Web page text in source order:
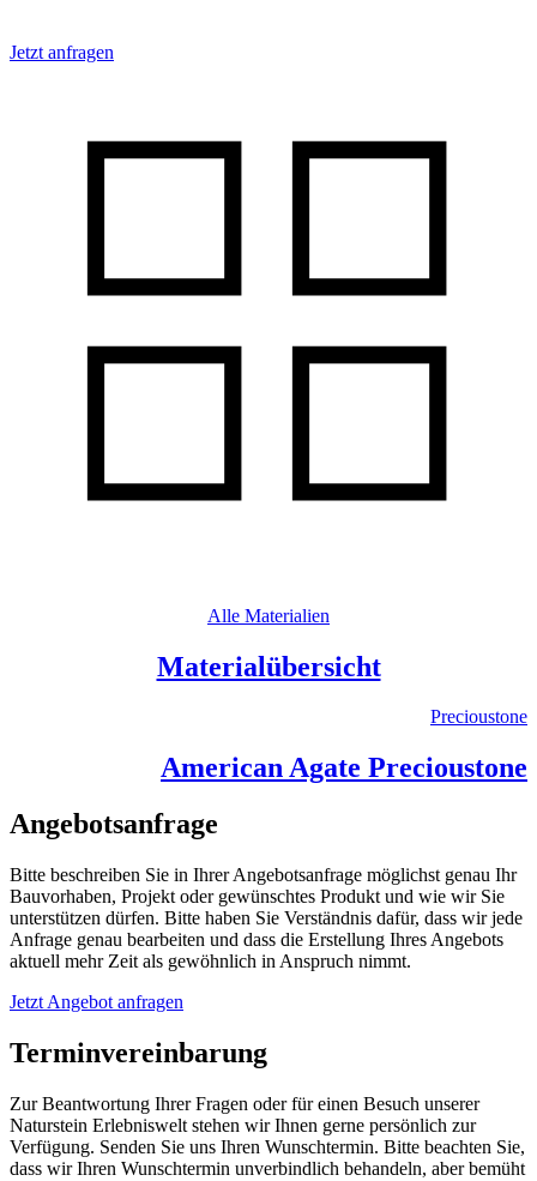
Jetzt anfragen
Alle Materialien
Materialübersicht
Precioustone
American Agate Precioustone
Angebotsanfrage
Bitte beschreiben Sie in Ihrer Angebotsanfrage möglichst genau Ihr
Bauvorhaben, Projekt oder gewünschtes Produkt und wie wir Sie
unterstützen dürfen. Bitte haben Sie Verständnis dafür, dass wir jede
Anfrage genau bearbeiten und dass die Erstellung Ihres Angebots
aktuell mehr Zeit als gewöhnlich in Anspruch nimmt.
Jetzt Angebot anfragen
Terminvereinbarung
Zur Beantwortung Ihrer Fragen oder für einen Besuch unserer
Naturstein Erlebniswelt stehen wir Ihnen gerne persönlich zur
Verfügung. Senden Sie uns Ihren Wunschtermin. Bitte beachten Sie,
dass wir Ihren Wunschtermin unverbindlich behandeln, aber bemüht